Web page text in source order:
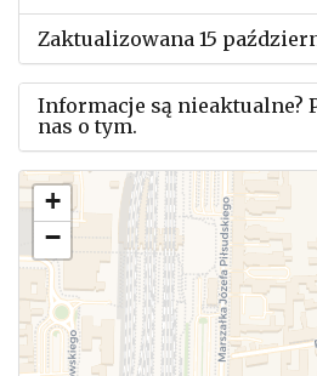
Zaktualizowana 15
Informacje są nieaktualne?
nas o tym.
Użyj tego formularza aby
zmianach w powyższym
+
−